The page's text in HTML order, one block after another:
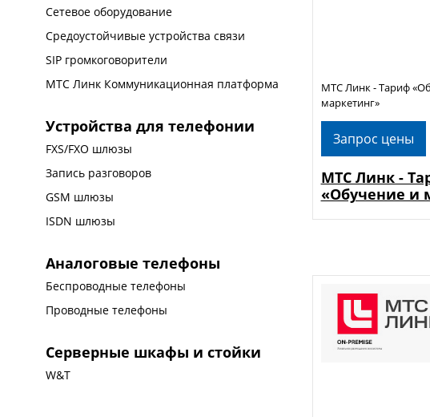
Сетевое оборудование
Средоустойчивые устройства связи
SIP громкоговорители
МТС Линк Коммуникационная платформа
Устройства для телефонии
FXS/FXO шлюзы
Запись разговоров
GSM шлюзы
ISDN шлюзы
Аналоговые телефоны
Беспроводные телефоны
Проводные телефоны
Серверные шкафы и стойки
W&T
Запрос цены
МТС Линк -
«Обучение и
МТС Линк - Тариф
маркетинг»